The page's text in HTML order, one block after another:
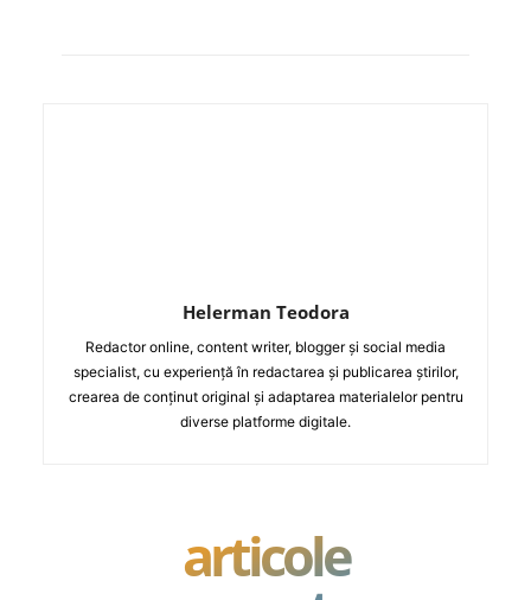
Helerman Teodora
Redactor online, content writer, blogger și social media
specialist, cu experiență în redactarea și publicarea știrilor,
crearea de conținut original și adaptarea materialelor pentru
diverse platforme digitale.
articole